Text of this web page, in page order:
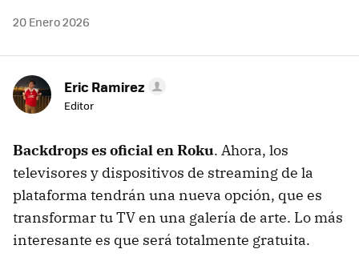
20 Enero 2026
Eric Ramirez
Editor
Backdrops es oficial en Roku. Ahora, los
televisores y dispositivos de streaming de la
plataforma tendrán una nueva opción, que es
transformar tu TV en una galería de arte. Lo más
interesante es que será totalmente gratuita.